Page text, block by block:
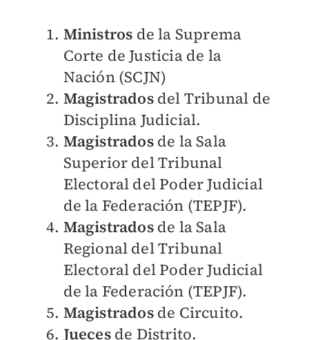
Ministros de la Suprema
Corte de Justicia de la
Nación (SCJN)
Magistradosdel Tribunal de
Disciplina Judicial.
Magistradosde la Sala
Superior del Tribunal
Electoral del Poder Judicial
de la Federación (TEPJF).
Magistradosde la Sala
Regional del Tribunal
Electoral del Poder Judicial
de la Federación (TEPJF).
Magistradosde Circuito.
Juecesde Distrito.